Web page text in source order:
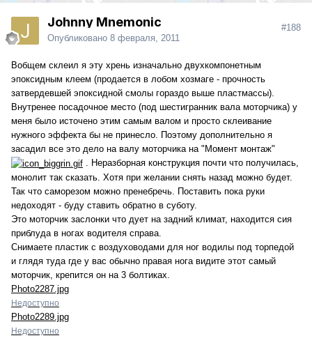
Johnny Mnemonic
Опубликовано 8 февраля, 2011
#188
Вобщем склеил я эту хрень изначально двухкомпонетным
эпоксидным клеем (продается в лобом хозмаге - прочность
затвердевшей эпоксидной смолы гораздо выше пластмассы).
Внутренее посадочное место (под шестигранник вала моторчика) у
меня было источено этим самым валом и просто склеивание
нужного эффекта бы не принесло. Поэтому дополнительно я
засадил все это дело на валу моторчика на "Момент монтаж"
. Неразборная конструкция почти что получилась,
монолит так сказать. Хотя при желании снять назад можно будет.
Так что саморезом можно пренебречь. Поставить пока руки
недоходят - буду ставить обратно в суботу.
Это моторчик заслонки что дует на задний климат, находится сия
приблуда в ногах водителя справа.
Снимаете пластик с воздуховодами для ног водилы под торпедой
и глядя туда где у вас обычно правая нога видите этот самый
моторчик, крепится он на 3 болтиках.
Photo2287.jpg
Недоступно
Photo2289.jpg
Недоступно